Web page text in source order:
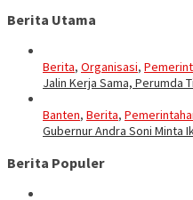
Berita Utama
Berita, Organisasi,
Jalin Kerja Sama, Perumda
Banten, Berita,
Gubernur Andra Soni Minta
Berita Populer